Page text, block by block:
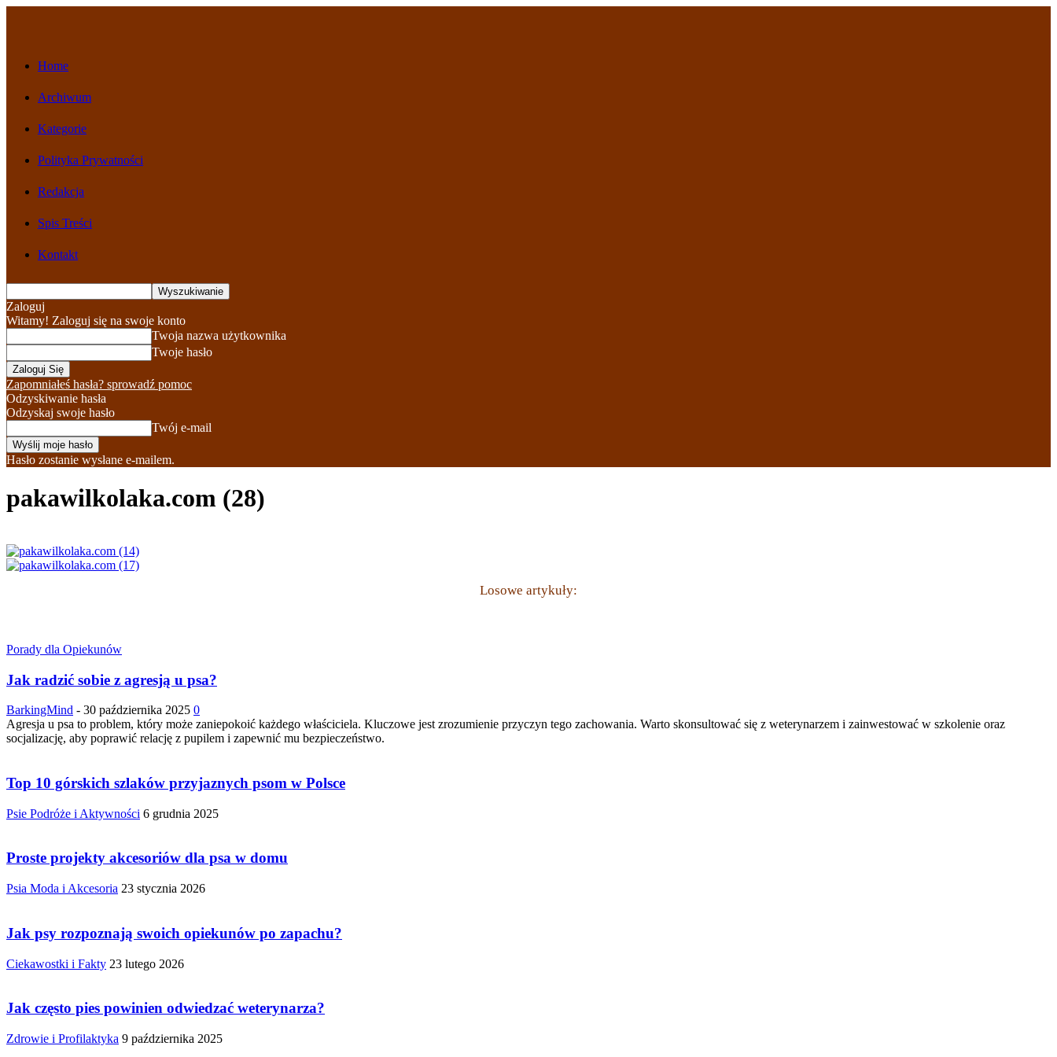
Home
Archiwum
Kategorie
Polityka Prywatności
Redakcja
Spis Treści
Kontakt
Zaloguj
Witamy! Zaloguj się na swoje konto
Twoja nazwa użytkownika
Twoje hasło
Zapomniałeś hasła? sprowadź pomoc
Odzyskiwanie hasła
Odzyskaj swoje hasło
Twój e-mail
Hasło zostanie wysłane e-mailem.
pakawilkolaka.com (28)
Losowe artykuły:
Porady dla Opiekunów
Jak radzić sobie z agresją u psa?
BarkingMind - 30 października 2025 0
Agresja u psa to problem, który może zaniepokoić każdego właściciela. Kluczowe jest zrozumienie przyczyn tego zachowania. Warto skonsultować się z weterynarzem i zainwestować w szkolenie oraz
socjalizację, aby poprawić relację z pupilem i zapewnić mu bezpieczeństwo.
Top 10 górskich szlaków przyjaznych psom w Polsce
Psie Podróże i Aktywności 6 grudnia 2025
Proste projekty akcesoriów dla psa w domu
Psia Moda i Akcesoria 23 stycznia 2026
Jak psy rozpoznają swoich opiekunów po zapachu?
Ciekawostki i Fakty 23 lutego 2026
Jak często pies powinien odwiedzać weterynarza?
Zdrowie i Profilaktyka 9 października 2025